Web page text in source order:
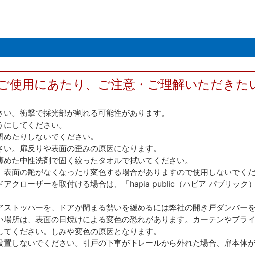
使用にあたり、ご注意・ご理解いただきた
。衝撃で採光部が割れる可能性があります。
してください。
たりしないでください。
。扉反りや表面の歪みの原因になります。
た中性洗剤で固く絞ったタオルで拭いてください。
面の艶がなくなったり変色する場合がありますので使用しないでくだ
クローザーを取付ける場合は、「hapia public（ハピア パブリック
トッパーを、ドアが閉まる勢いを緩めるには弊社の開き戸ダンパーを
所は、表面の日焼けによる変色の恐れがあります。カーテンやブラ
ください。しみや変色の原因となります。
しないでください。引戸の下車が下レールから外れた場合、扉本体